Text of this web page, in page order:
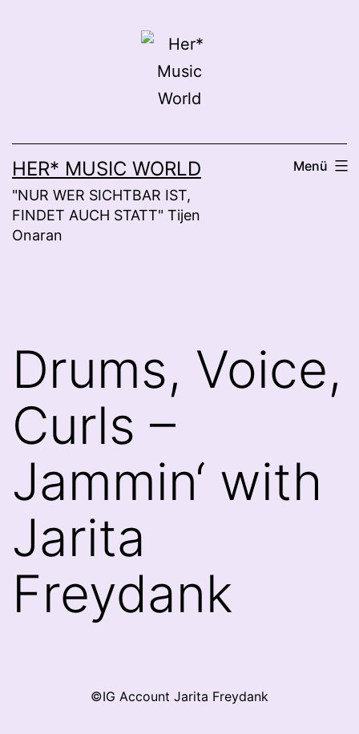
HER* MUSIC WORLD
"NUR WER SICHTBAR IST,
FINDET AUCH STATT" Tijen
Onaran
Menü
Drums, Voice,
Curls –
Jammin‘ with
Jarita
Freydank
©IG Account Jarita Freydank